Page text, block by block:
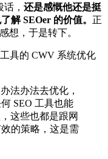
， 还是感慨他还是挺
解 SEOer 的价值。 正
想，于是转下。
法办法去优化，
SEO 工具也能
这些也都是跟网
的策略，这是需